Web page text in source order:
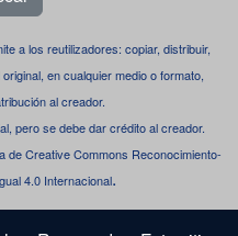
a los reutilizadores: copiar, distribuir,
en cualquier medio o formato,
al creador.
pero se debe dar crédito al creador.
de Creative Commons Reconocimiento-
4.0 Internacional.